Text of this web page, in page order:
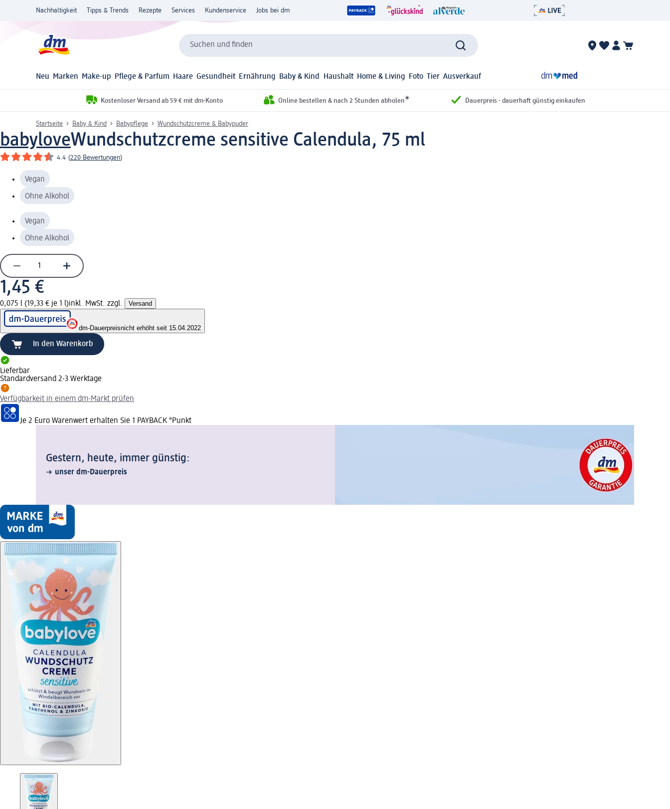
Nachhaltigkeit Tipps & Trends Rezepte Services Kundenservice Jobs bei dm
Suchen und finden
Neu Marken Make-up Pflege & Parfum Haare Gesundheit Ernährung Baby & Kind Haushalt Home & Living Foto Tier Ausverkauf
Kostenloser Versand ab 59 € mit dm-Konto Online bestellen & nach 2 Stunden abholen* Dauerpreis - dauerhaft günstig einkaufen
Startseite Baby & Kind Babypflege Wundschutzcreme & Babypuder
babyloveWundschutzcreme sensitive Calendula, 75 ml
4.4 (220 Bewertungen)
Vegan
Ohne Alkohol
Vegan
Ohne Alkohol
1,45 €
0,075 l (19,33 € je 1 l)inkl. MwSt. zzgl. Versand
dm-Dauerpreisnicht erhöht seit 15.04.2022
In den Warenkorb
Lieferbar
Standardversand 2-3 Werktage
Verfügbarkeit in einem dm-Markt prüfen
Je 2 Euro Warenwert erhalten Sie 1 PAYBACK °Punkt
Gestern, heute, immer günstig:
unser dm-Dauerpreis